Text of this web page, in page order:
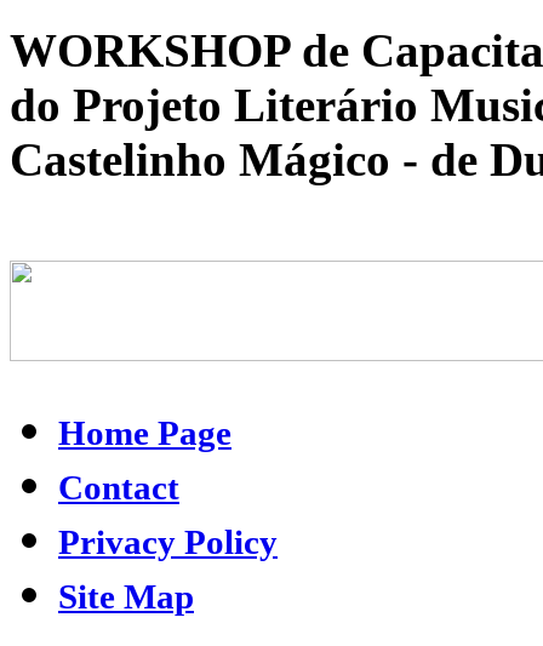
WORKSHOP de
do Projeto Literário
Castelinho Mágico - de
Home Page
Contact
Privacy Policy
Site Map